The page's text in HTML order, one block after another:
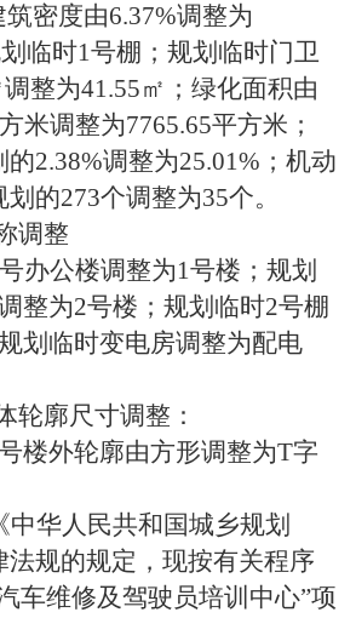
筑密度由6.37%调整为
临时1号棚；规划临时门卫
整为41.55㎡；绿化面积由
米调整为7765.65平方米；
2.38%调整为25.01%；机动
的273个调整为35个。
调整
办公楼调整为1号楼；规划
整为2号楼；规划临时2号棚
划临时变电房调整为配电
轮廓尺寸调整：
楼外轮廓由方形调整为T字
中华人民共和国城乡规划
法规的规定，现按有关程序
车维修及驾驶员培训中心”项